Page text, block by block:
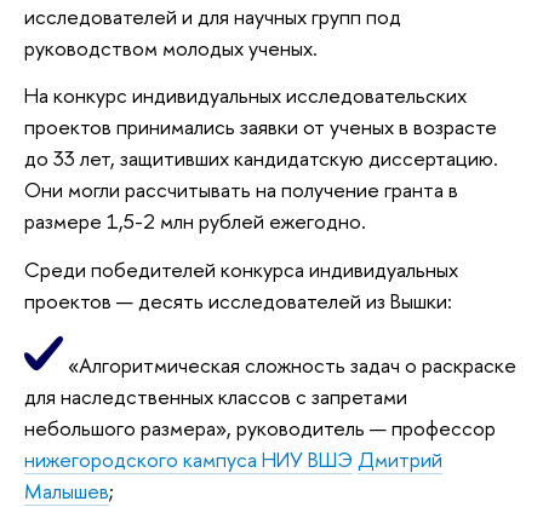
исследователей и для научных групп под
руководством молодых ученых.
На конкурс индивидуальных исследовательских
проектов принимались заявки от ученых в возрасте
до 33 лет, защитивших кандидатскую диссертацию.
Они могли рассчитывать на получение гранта в
размере 1,5-2 млн рублей ежегодно.
Среди победителей конкурса индивидуальных
проектов — десять исследователей из Вышки:
«Алгоритмическая сложность задач о раскраске
для наследственных классов с запретами
небольшого размера», руководитель — профессор
нижегородского кампуса НИУ ВШЭ Дмитрий
Малышев;